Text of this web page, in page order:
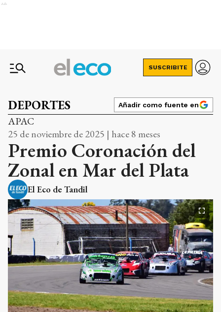
Ads
SUSCRIBITE
DEPORTES Añadir como fuente en
APAC
25 de noviembre de 2025 | hace 8 meses
Premio Coronación del
Zonal en Mar del Plata
El Eco de Tandil